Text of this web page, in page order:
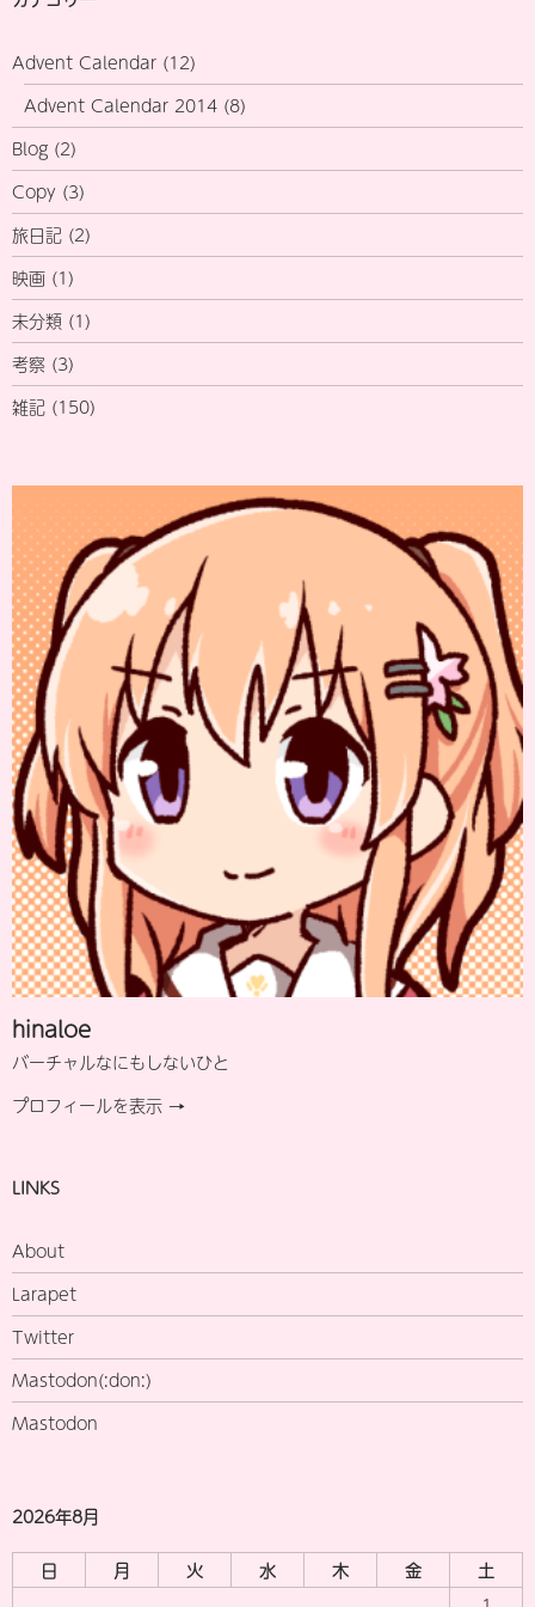
Advent Calendar (12)
Advent Calendar 2014 (8)
Blog (2)
Copy (3)
旅日記 (2)
映画 (1)
未分類 (1)
考察 (3)
雑記 (150)
hinaloe
バーチャルなにもしないひと
プロフィールを表示 →
LINKS
About
Larapet
Twitter
Mastodon(:don:)
Mastodon
2026年8月
日 月 火 水 木 金
土